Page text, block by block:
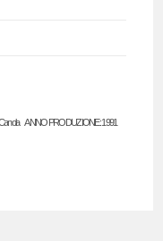
Canola ANNO PRODUZIONE: 1991